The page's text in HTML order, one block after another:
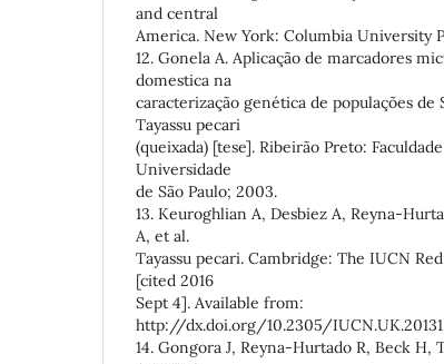
and central
America. New York: Columbia University
12. Gonela A. Aplicação de marcadores
domestica na
caracterização genética de populações
Tayassu pecari
(queixada) [tese]. Ribeirão Preto:
Universidade
de São Paulo; 2003.
13. Keuroghlian A, Desbiez A, Reyna-
A, et al.
Tayassu pecari. Cambridge: The IUCN
[cited 2016
Sept 4]. Available from:
http://dx.doi.org/10.2305/
14. Gongora J, Reyna-Hurtado R, Beck